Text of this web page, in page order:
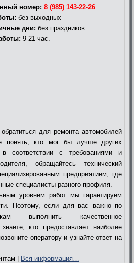
номер: 8 (985) 143-22-26
без выходных
дни: без праздников
9-21 час.
для ремонта автомобилей
кто мог бы лучше других
соответствии с требованиями и
обращайтесь технический
предприятием, где
специалисты разного профиля.
уровнем работ мы гарантируем
Поэтому, если для вас важно по
выполнить качественное
кто предоставляет наиболее
оператору и узнайте ответ на
| Вся информация…